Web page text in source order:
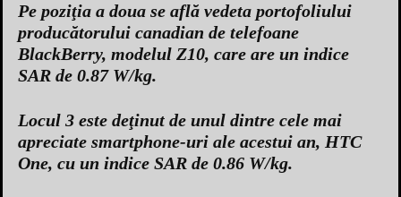
Pe poziţia a doua se află vedeta portofoliului
producătorului canadian de telefoane
BlackBerry, modelul Z10, care are un indice
SAR de 0.87 W/kg.
Locul 3 este deţinut de unul dintre cele mai
apreciate smartphone-uri ale acestui an, HTC
One, cu un indice SAR de 0.86 W/kg.